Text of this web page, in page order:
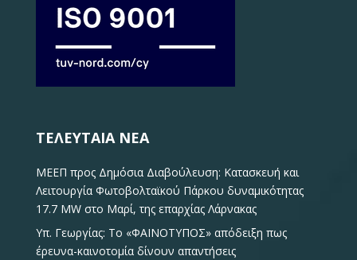
ΤΕΛΕΥΤΑΊΑ ΝΈΑ
ΜΕΕΠ προς Δημόσια Διαβούλευση: Κατασκευή και
Λειτουργία Φωτοβολταϊκού Πάρκου δυναμικότητας
17.7 MW στο Μαρί, της επαρχίας Λάρνακας
Yπ. Γεωργίας: To «ΦΑΙΝΟΤΥΠΟΣ» απόδειξη πως
έρευνα-καινοτομία δίνουν απαντήσεις